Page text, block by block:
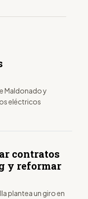
Maldonado y
eléctricos
contratos
y reformar
plantea un giro en